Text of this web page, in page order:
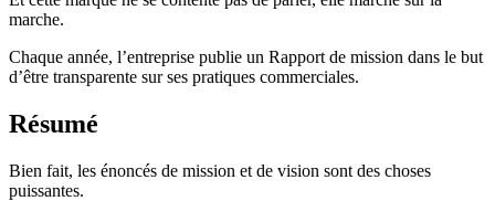
marche.
Chaque année, l’entreprise publie un Rapport de mission dans le but
d’être transparente sur ses pratiques commerciales.
Résumé
Bien fait, les énoncés de mission et de vision sont des choses
puissantes.